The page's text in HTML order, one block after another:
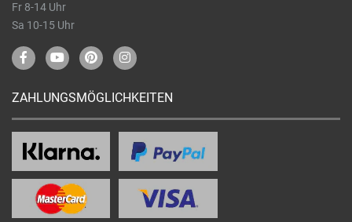
Fr 8-14 Uhr
Sa 10-15 Uhr
ZAHLUNGSMÖGLICHKEITEN